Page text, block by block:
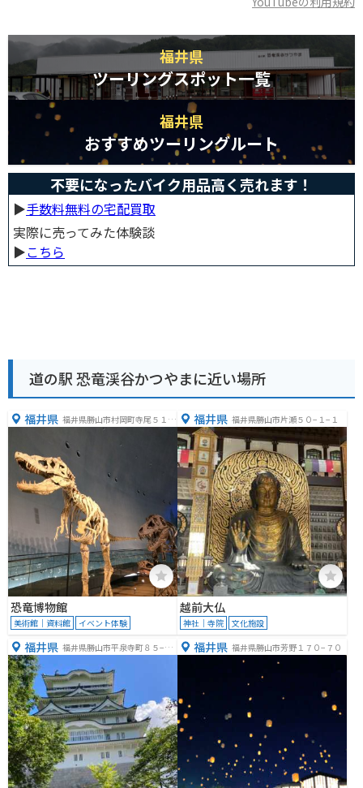
福井県
ツーリングスポット一覧
福井県
おすすめツーリングルート
不要になったバイク用品高く売れます！
▶︎手数料無料の宅配買取
実際に売ってみた体験談
▶︎こちら
道の駅 恐竜渓谷かつやまに近い場所
福井県 福井県勝山市村岡町寺尾５１
恐竜博物館
美術館｜資料館 イベント体験
福井県 福井県勝山市片瀬５０−１−１
越前大仏
神社｜寺院 文化施設
福井県 福井県勝山市平泉寺町８５−２
福井県 福井県勝山市芳野１７０−７０